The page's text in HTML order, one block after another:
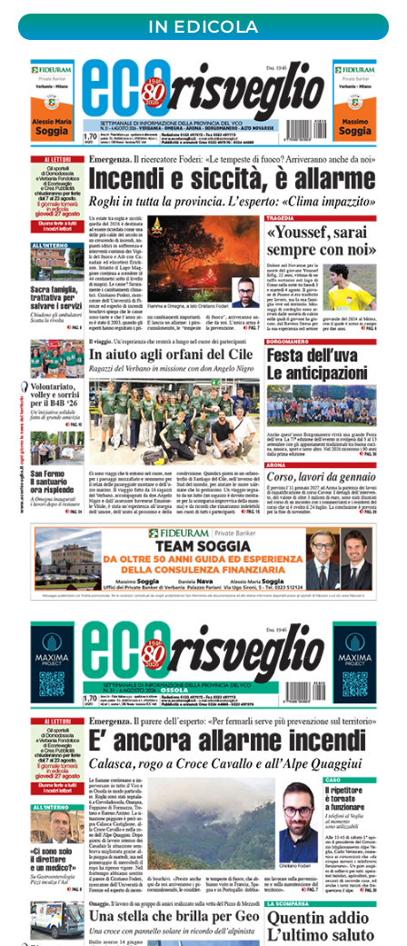
IN EDICOLA